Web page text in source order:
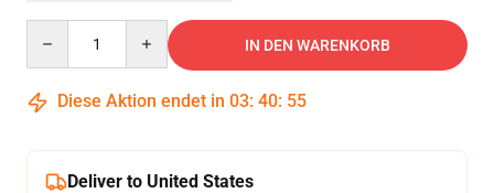
IN DEN WARENKORB
Diese Aktion endet in 03: 40: 54
Deliver to United States